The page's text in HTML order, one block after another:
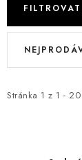
KANCELÁŘ /
KOUPELNA A
V
i
Stránka 1 z 1 - 20
Ř
e